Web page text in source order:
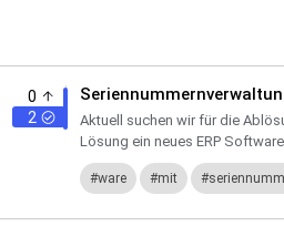
einem Präsentationsstand beim
0
2
Aktuell suchen wir für die
Lösung ein neues ERP
kivitendo 4.0.0 und haben bei
ware mit